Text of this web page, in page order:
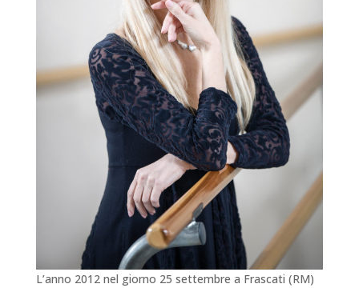
L’anno 2012 nel giorno 25 settembre a Frascati (RM)